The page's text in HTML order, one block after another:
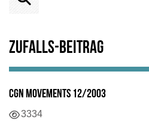
Zufalls-Beitrag
CGN Movements 12/2003
3334